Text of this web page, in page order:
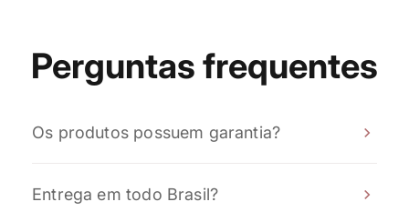
Perguntas frequentes
Os produtos possuem garantia?
contra defeitos de fabricação, conforme previsto
Entrega em todo Brasil?